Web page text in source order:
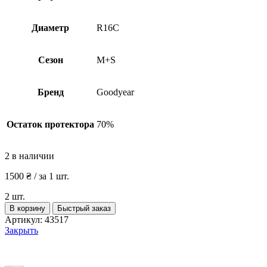
Диаметр R16C
Сезон M+S
Бренд Goodyear
Остаток протектора 70%
2 в наличии
1500 ₴ / за 1 шт.
2 шт.
Количество
товара
Шины
В корзину Быстрый заказ
Артикул: 43517
Закрыть